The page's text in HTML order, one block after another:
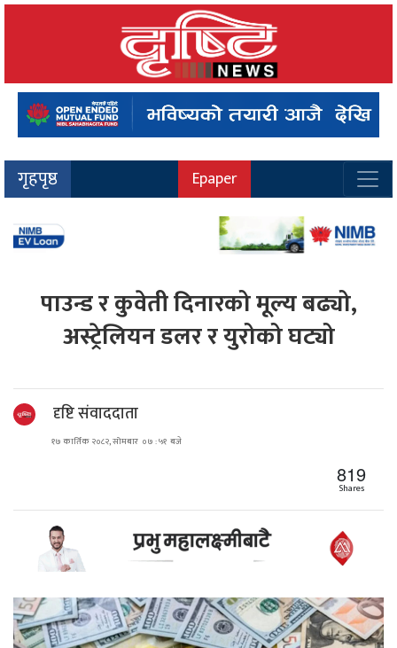
गृहपृष्ठ Epaper
पाउन्ड र कुवेती दिनारको मूल्य बढ्यो,
अस्ट्रेलियन डलर र युरोको घट्यो
दृष्टि संवाददाता
१७ कार्तिक २०८२, सोमबार ०७ : ५१ बजे
819
Shares